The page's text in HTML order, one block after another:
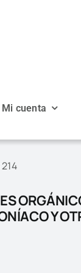
Mi cuenta
Y